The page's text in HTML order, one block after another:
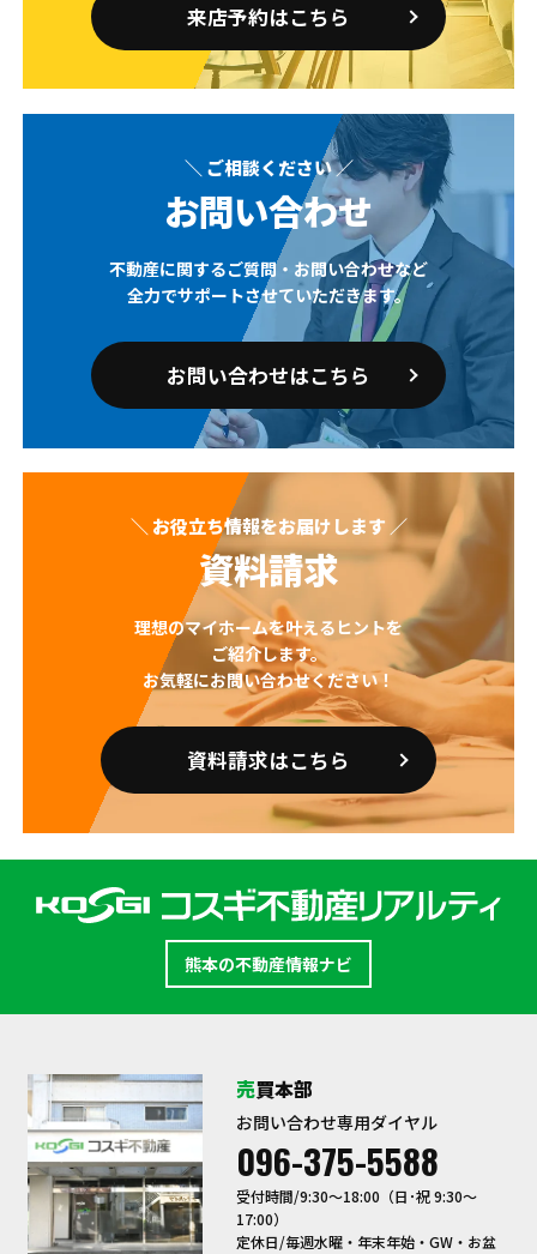
来店予約はこちら
＼ ご相談ください ／
お問い合わせ
不動産に関するご質問・お問い合わせなど
全力でサポートさせていただきます。
お問い合わせはこちら
＼ お役立ち情報をお届けします ／
資料請求
理想のマイホームを叶えるヒントを
ご紹介します。
お気軽にお問い合わせください！
資料請求はこちら
熊本の不動産情報ナビ
売買本部
お問い合わせ専用ダイヤル
096-375-5588
受付時間/9:30〜18:00（日･祝 9:30～
17:00）
定休日/毎週水曜・年末年始・GW・お盆